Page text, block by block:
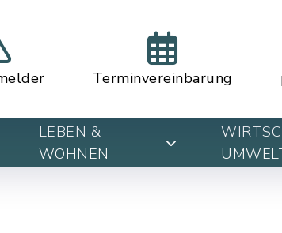
Terminvereinbarung
LEBEN &
WOHNEN